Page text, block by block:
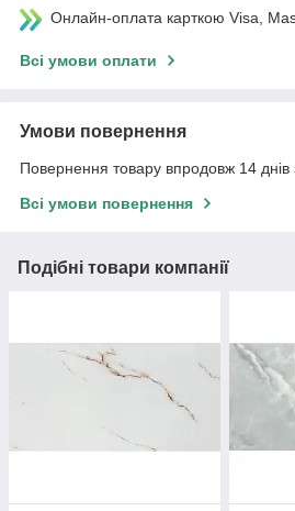
Онлайн-оплата карткою Visa,
Всі умови оплати
Умови повернення
Повернення товару впродовж 14 днів
Всі умови повернення
Подібні товари компанії